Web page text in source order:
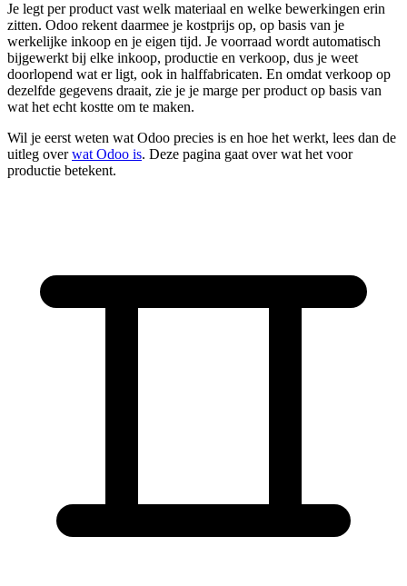
Je legt per product vast welk materiaal en welke bewerkingen erin
zitten. Odoo rekent daarmee je kostprijs op, op basis van je
werkelijke inkoop en je eigen tijd. Je voorraad wordt automatisch
bijgewerkt bij elke inkoop, productie en verkoop, dus je weet
doorlopend wat er ligt, ook in halffabricaten. En omdat verkoop op
dezelfde gegevens draait, zie je je marge per product op basis van
wat het echt kostte om te maken.
Wil je eerst weten wat Odoo precies is en hoe het werkt, lees dan de
uitleg overwat Odoo is. Deze pagina gaat over wat het voor
productie betekent.